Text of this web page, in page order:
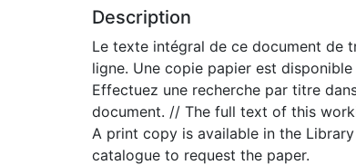
Description
Le texte intégral de ce document de
ligne. Une copie papier est
Effectuez une recherche par titre
document. // The full text of this
A print copy is available in the
catalogue to request the paper.